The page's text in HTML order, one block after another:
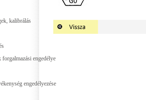
kalibrálás
forgalmazási engedélye
engedélyezése